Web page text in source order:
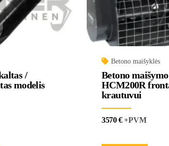
/
modelis
Betono maišyklės
Betono
HCM200R
krautuvui
3570€+PVM